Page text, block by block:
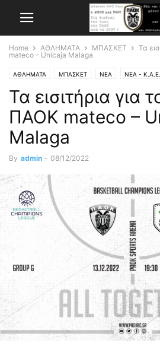
Home ΑΘΛΗΜΑΤΑ ΜΠΑΣΚΕΤ
Τα
mateco – Unicaja Malaga
ΑΘΛΗΜΑΤΑ ΜΠΑΣΚΕΤ ΝΕΑ ΝΕΑ -
Τα εισιτήρια για
ΠΑΟΚ mateco –
Malaga
By admin - 08/12/2022